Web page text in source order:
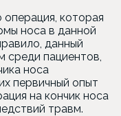
операция, которая
носа в данной
данный
среди пациентов,
носа
первичный опыт
на кончик носа
травм.